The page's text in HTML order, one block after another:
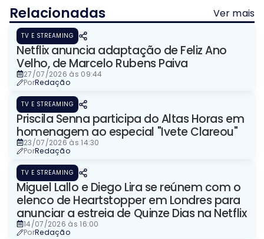
Relacionadas Ver mais
TV E STREAMING
Netflix anuncia adaptação de Feliz Ano
Velho, de Marcelo Rubens Paiva
27/07/2026 às 09:44
PorRedação
TV E STREAMING
Priscila Senna participa do Altas Horas em
homenagem ao especial "Ivete Clareou"
23/07/2026 às 14:30
PorRedação
TV E STREAMING
Miguel Lallo e Diego Lira se reúnem com o
elenco de Heartstopper em Londres para
anunciar a estreia de Quinze Dias na Netflix
14/07/2026 às 16:00
PorRedação